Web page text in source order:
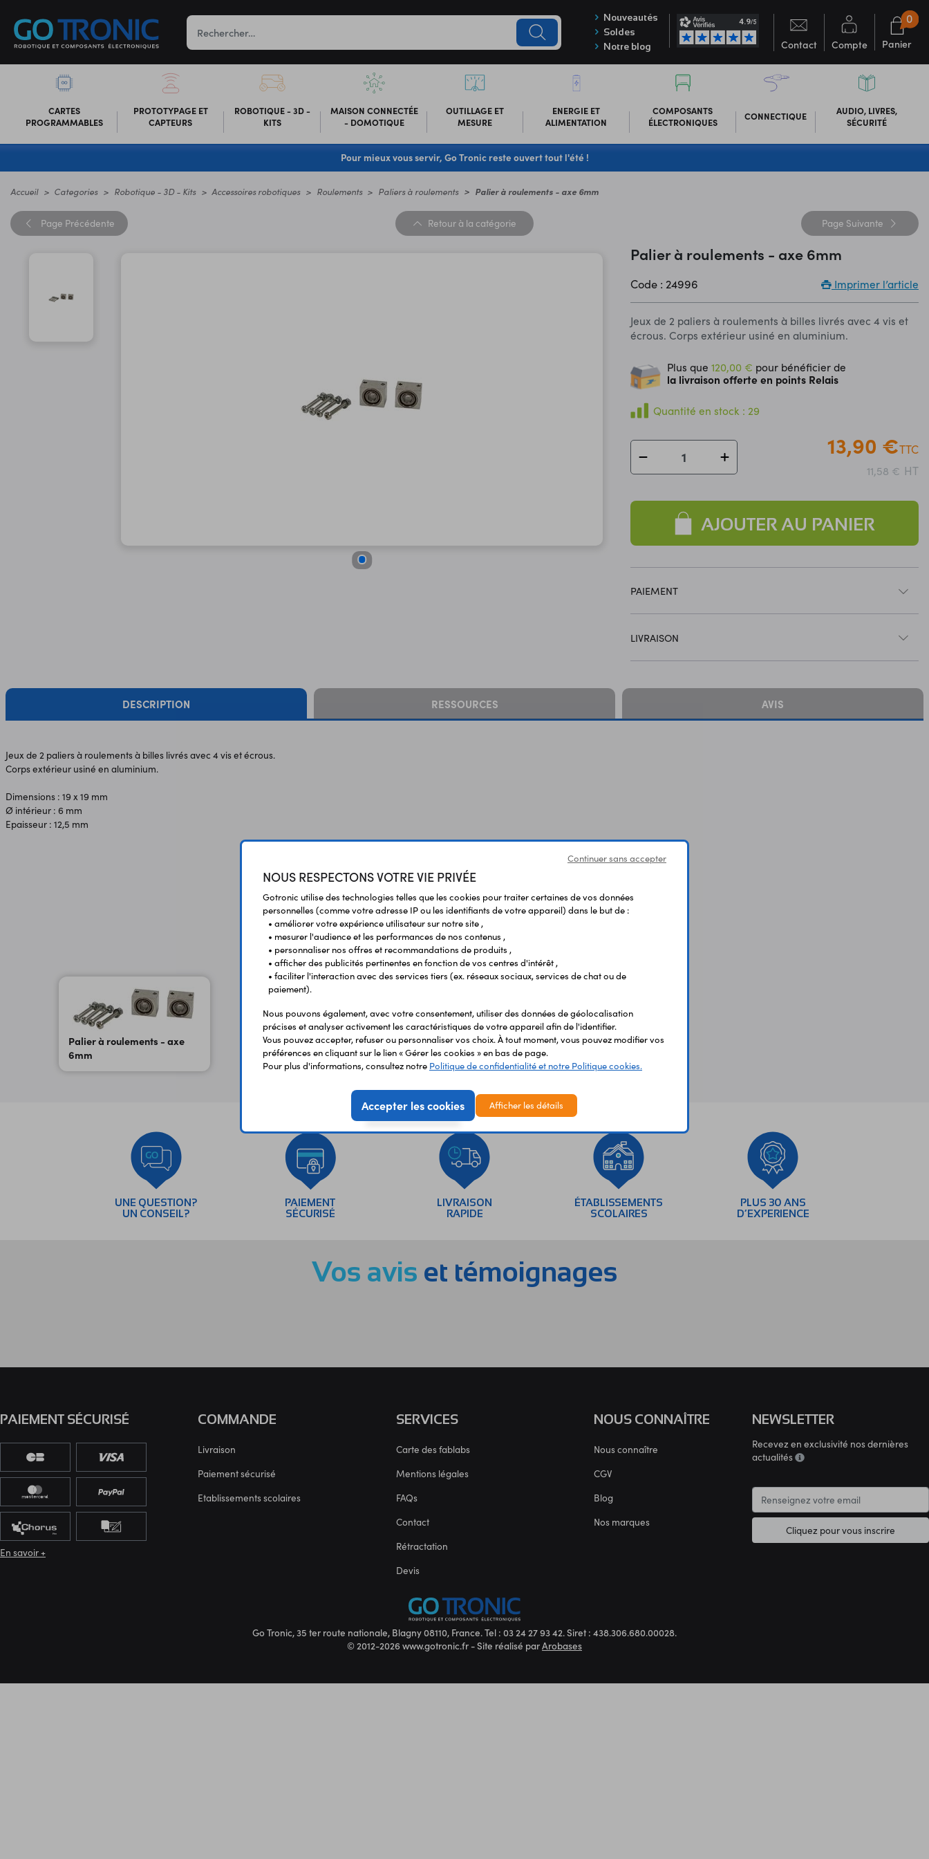
Nouveautés
Soldes
Notre blog
Contact Compte Panier
0
CARTES
PROGRAMMABLES
PROTOTYPAGE ET
CAPTEURS
ROBOTIQUE - 3D -
KITS
MAISON CONNECTÉE
- DOMOTIQUE
OUTILLAGE ET
MESURE
ENERGIE ET
ALIMENTATION
COMPOSANTS
ÉLECTRONIQUES
CONNECTIQUE
AUDIO, LIVRES,
SÉCURITÉ
Pour mieux vous servir, Go Tronic reste ouvert tout l'été !
Accueil Categories Robotique - 3D - Kits Accessoires robotiques Roulements Paliers à roulements Palier à roulements - axe 6mm
Page Précédente Retour à la catégorie Page Suivante
Palier à roulements - axe 6mm
Code : 24996 Imprimer l’article
Jeux de 2 paliers à roulements à billes livrés avec 4 vis et
écrous. Corps extérieur usiné en aluminium.
Plus que120,00 € pour bénéficier de
la livraison offerte en points Relais
Quantité en stock : 29
13,90 €TTC
11,58 € HT
AJOUTER AU PANIER
PAIEMENT
LIVRAISON
DESCRIPTION RESSOURCES AVIS
Jeux de 2 paliers à roulements à billes livrés avec 4 vis et écrous.
Corps extérieur usiné en aluminium.
Dimensions : 19 x 19 mm
Ø intérieur : 6 mm
Epaisseur : 12,5 mm
Vous avez déja consulté
Palier à roulements - axe
6mm
UNE QUESTION?
UN CONSEIL?
PAIEMENT
SÉCURISÉ
LIVRAISON
RAPIDE
ÉTABLISSEMENTS
SCOLAIRES
PLUS 30 ANS
D’EXPERIENCE
Vos avis et témoignages
COMMANDE
Livraison
Paiement sécurisé
Etablissements scolaires
SERVICES
Carte des fablabs
Mentions légales
FAQs
Contact
Rétractation
Devis
NOUS CONNAÎTRE
Nous connaître
CGV
Blog
Nos marques
NEWSLETTER
Recevez en exclusivité nos dernières
actualités
Cliquez pour vous inscrire
PAIEMENT SÉCURISÉ
En savoir +
Go Tronic, 35 ter route nationale, Blagny 08110, France. Tel : 03 24 27 93 42. Siret : 438.306.680.00028.
© 2012-2026 www.gotronic.fr - Site réalisé parArobases
Continuer sans accepter
NOUS RESPECTONS VOTRE VIE PRIVÉE
Gotronic utilise des technologies telles que les cookies pour traiter certaines de vos données
personnelles (comme votre adresse IP ou les identifiants de votre appareil) dans le but de :
• améliorer votre expérience utilisateur sur notre site ,
• mesurer l'audience et les performances de nos contenus ,
• personnaliser nos offres et recommandations de produits ,
• afficher des publicités pertinentes en fonction de vos centres d'intérêt ,
• faciliter l'interaction avec des services tiers (ex. réseaux sociaux, services de chat ou de
paiement).
Nous pouvons également, avec votre consentement, utiliser des données de géolocalisation
précises et analyser activement les caractéristiques de votre appareil afin de l'identifier.
Vous pouvez accepter, refuser ou personnaliser vos choix. À tout moment, vous pouvez modifier vos
préférences en cliquant sur le lien « Gérer les cookies » en bas de page.
Pour plus d'informations, consultez notre Politique de confidentialité et notre Politique cookies.
Accepter les cookies Afficher les détails